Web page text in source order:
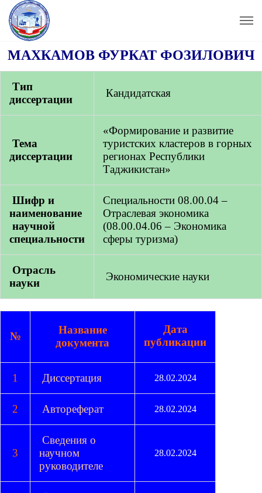
МАХКАМОВ ФУРКАТ ФОЗИЛОВИЧ
Тип
диссертации
Кандидатская
Тема
диссертации
«Формирование и развитие
туристских кластеров в горных
регионах Республики
Таджикистан»
Шифр и
наименование
научной
специальности
Специальности 08.00.04 –
Отраслевая экономика
(08.00.04.06 – Экономика
сферы туризма)
Отрасль
науки
Экономические науки
№
Название
документа
Дата
публикации
1 Диссертация 28.02.2024
2 Автореферат 28.02.2024
3
Сведения о
научном
руководителе
28.02.2024